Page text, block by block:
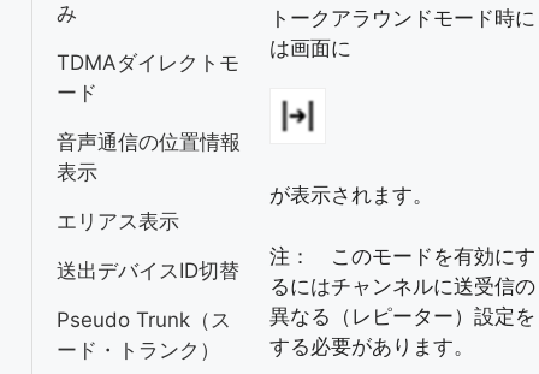
み
TDMAダイレクトモ
ード
音声通信の位置情報
表示
エリアス表示
送出デバイスID切替
Pseudo Trunk（ス
ード・トランク）
トークアラウンドモード時に
は画面に
が表示されます。
注： このモードを有効にす
るにはチャンネルに送受信の
異なる（レピーター）設定を
する必要があります。